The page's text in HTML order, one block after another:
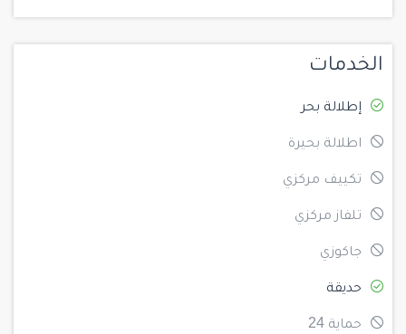
الخدمات
إطلالة بحر
اطلالة بحيرة
تكييف مركزي
تلفاز مركزي
جاكوزي
حديقة
حماية 24